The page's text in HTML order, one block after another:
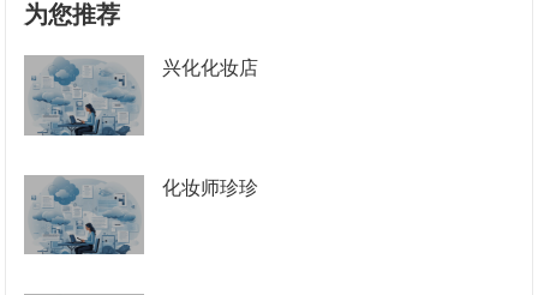
为您推荐
兴化化妆店
化妆师珍珍